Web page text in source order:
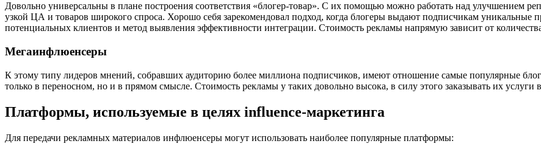
Довольно универсальны в плане построения соответствия «блогер-товар». С их помощью можно работать над улучшением
узкой ЦА и товаров широкого спроса. Хорошо себя зарекомендовал подход, когда блогеры выдают подписчикам
потенциальных клиентов и метод выявления эффективности интеграции. Стоимость рекламы напрямую зависит от
Мегаинфлюенсеры
К этому типу лидеров мнений, собравших аудиторию более миллиона подписчиков, имеют отношение самые популярные
только в переносном, но и в прямом смысле. Стоимость рекламы у таких довольно высока, в силу этого заказывать их услуги
Платформы, используемые в целях influence-маркетинга
Для передачи рекламных материалов инфлюенсеры могут использовать наиболее популярные платформы: